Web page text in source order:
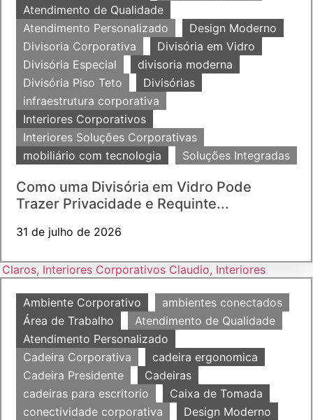
Atendimento de Qualidade
Atendimento Personalizado
Design Moderno
Divisoria Corporativa
Divisória em Vidro
Divisória Especial
divisoria moderna
Divisória Piso Teto
Divisórias
infraestrutura corporativa
Interiores Corporativos
Interiores Soluções Corporativas
mobiliário com tecnologia
Soluções Integradas
Como uma Divisória em Vidro Pode
Trazer Privacidade e Requinte...
31 de julho de 2026
Ambiente Corporativo
ambientes conectados
Área de Trabalho
Atendimento de Qualidade
Atendimento Personalizado
Cadeira Corporativa
cadeira ergonomica
Cadeira Presidente
Cadeiras
cadeiras para escritorio
Caixa de Tomada
conectividade corporativa
Design Moderno